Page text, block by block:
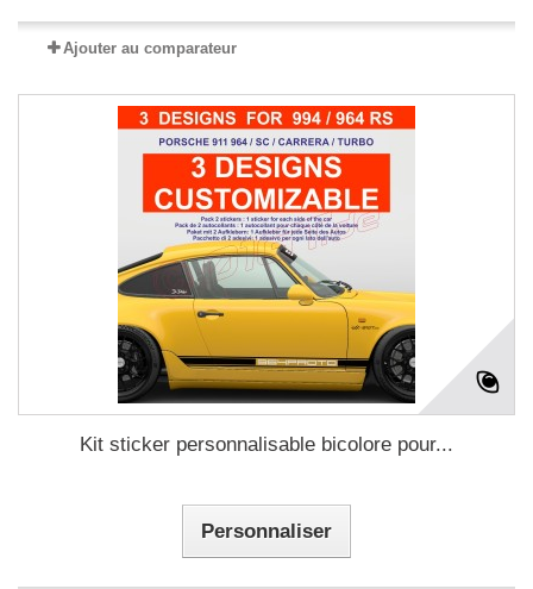
Ajouter au comparateur
Kit sticker personnalisable bicolore pour...
Personnaliser